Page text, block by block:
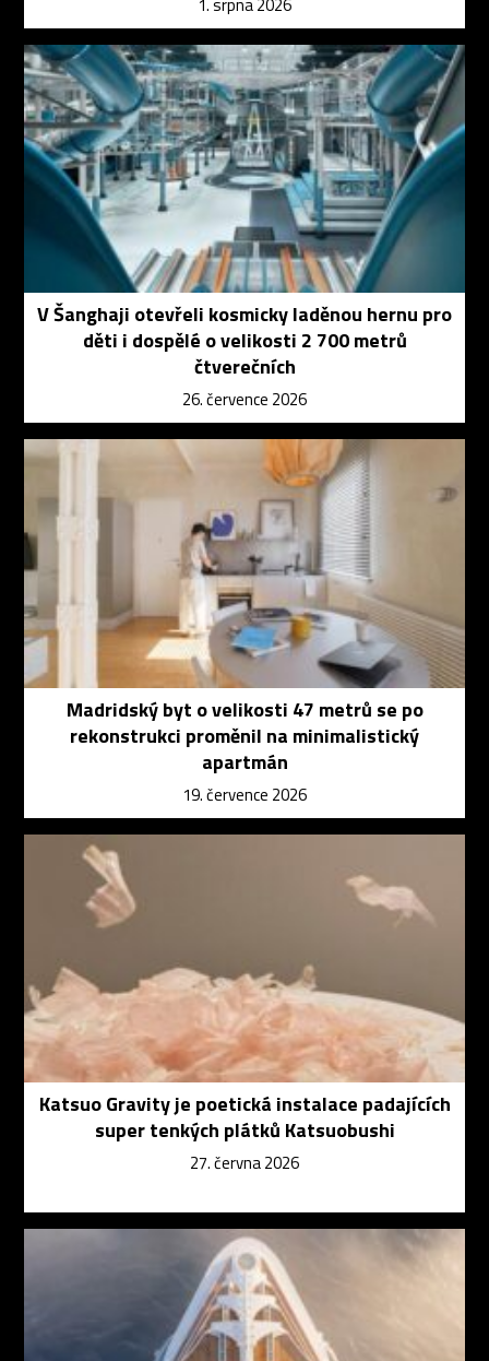
V Šanghaji otevřeli kosmicky laděnou hernu pro
děti i dospělé o velikosti 2 700 metrů
čtverečních
26. července 2026
Madridský byt o velikosti 47 metrů se po
rekonstrukci proměnil na minimalistický
apartmán
19. července 2026
Katsuo Gravity je poetická instalace padajících
super tenkých plátků Katsuobushi
27. června 2026